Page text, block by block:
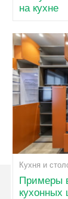
на кухне
Кухня и
Примеры
кухонных